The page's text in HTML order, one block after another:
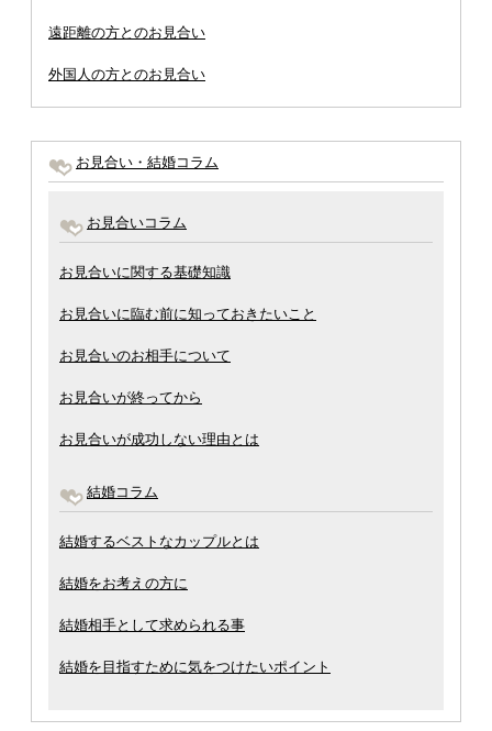
遠距離の方とのお見合い
外国人の方とのお見合い
お見合い・結婚コラム
お見合いコラム
お見合いに関する基礎知識
お見合いに臨む前に知っておきたいこと
お見合いのお相手について
お見合いが終ってから
お見合いが成功しない理由とは
結婚コラム
結婚するベストなカップルとは
結婚をお考えの方に
結婚相手として求められる事
結婚を目指すために気をつけたいポイント